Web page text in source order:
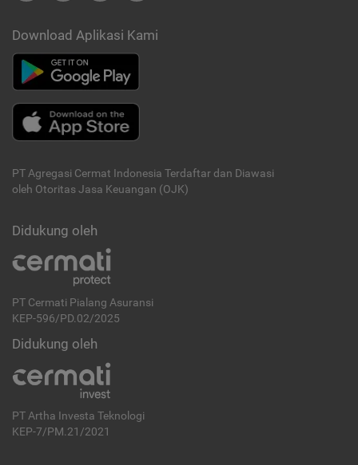
Download Aplikasi Kami
PT Agregasi Cermat Indonesia Terdaftar dan Diawasi
oleh Otoritas Jasa Keuangan (OJK)
Didukung oleh
PT Cermati Pialang Asuransi
KEP-596/PD.02/2025
Didukung oleh
PT Artha Investa Teknologi
KEP-7/PM.21/2021